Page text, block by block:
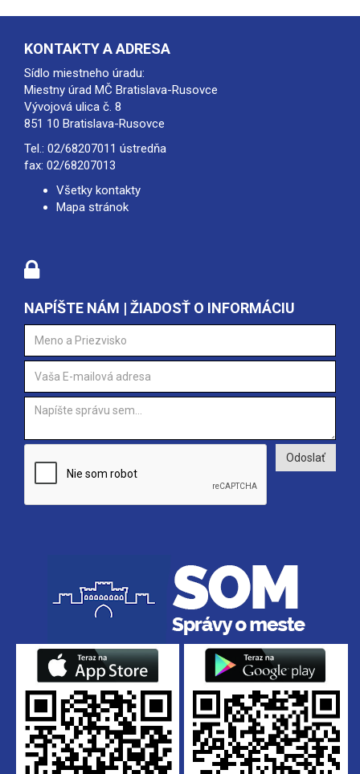
KONTAKTY A ADRESA
Sídlo miestneho úradu:
Miestny úrad MČ Bratislava-Rusovce
Vývojová ulica č. 8
851 10 Bratislava-Rusovce
Tel.: 02/68207011 ústredňa
fax: 02/68207013
Všetky kontakty
Mapa stránok
NAPÍŠTE NÁM | ŽIADOSŤ O INFORMÁCIU